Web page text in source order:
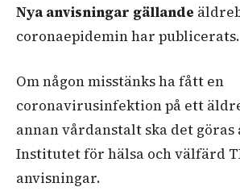
Nya anvisningar gällande
coronaepidemin har publicerats.
Om någon misstänks ha fått en
coronavirusinfektion på ett
annan vårdanstalt ska det
Institutet för hälsa och välfärd
anvisningar.